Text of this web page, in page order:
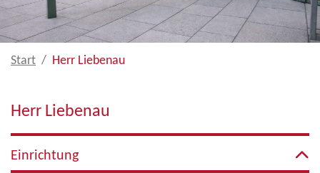
Start Herr Liebenau
Herr Liebenau
Einrichtung